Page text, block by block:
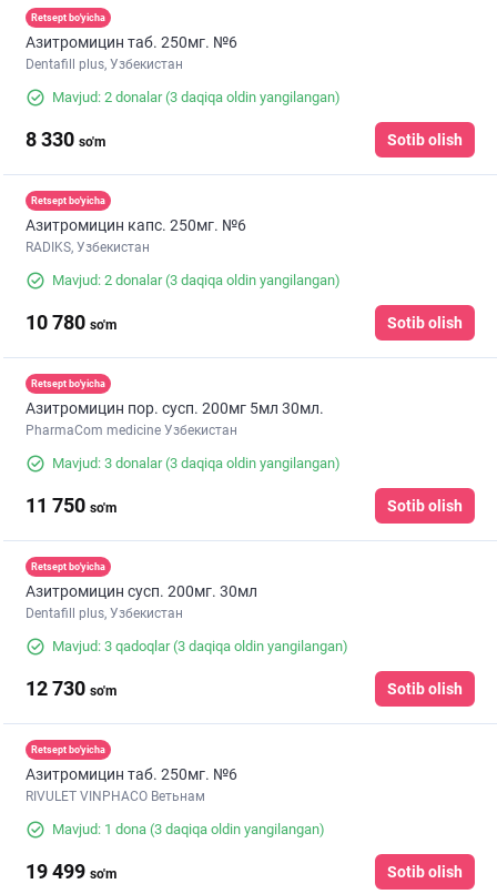
Retsept bo'yicha
Азитромицин таб. 250мг. №6
Dentafill plus, Узбекистан
Mavjud: 2 donalar(3 daqiqa oldin yangilangan)
8 330 so'm Sotib olish
Retsept bo'yicha
Азитромицин капс. 250мг. №6
RADIKS, Узбекистан
Mavjud: 2 donalar(3 daqiqa oldin yangilangan)
10 780 so'm Sotib olish
Retsept bo'yicha
Азитромицин пор. сусп. 200мг 5мл 30мл.
PharmaCom medicine Узбекистан
Mavjud: 3 donalar(3 daqiqa oldin yangilangan)
11 750 so'm Sotib olish
Retsept bo'yicha
Азитромицин сусп. 200мг. 30мл
Dentafill plus, Узбекистан
Mavjud: 3 qadoqlar(3 daqiqa oldin yangilangan)
12 730 so'm Sotib olish
Retsept bo'yicha
Азитромицин таб. 250мг. №6
RIVULET VINPHACO Ветьнам
Mavjud: 1 dona (3 daqiqa oldin yangilangan)
19 499 so'm Sotib olish